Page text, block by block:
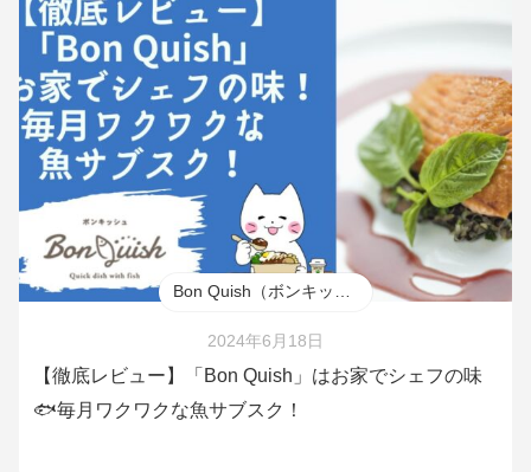
Bon Quish（ボンキッシュ）
2024年6月18日
【徹底レビュー】「Bon Quish」はお家でシェフの味
🐟毎月ワクワクな魚サブスク！